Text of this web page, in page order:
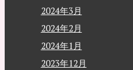
2024年3月
2024年2月
2024年1月
2023年12月